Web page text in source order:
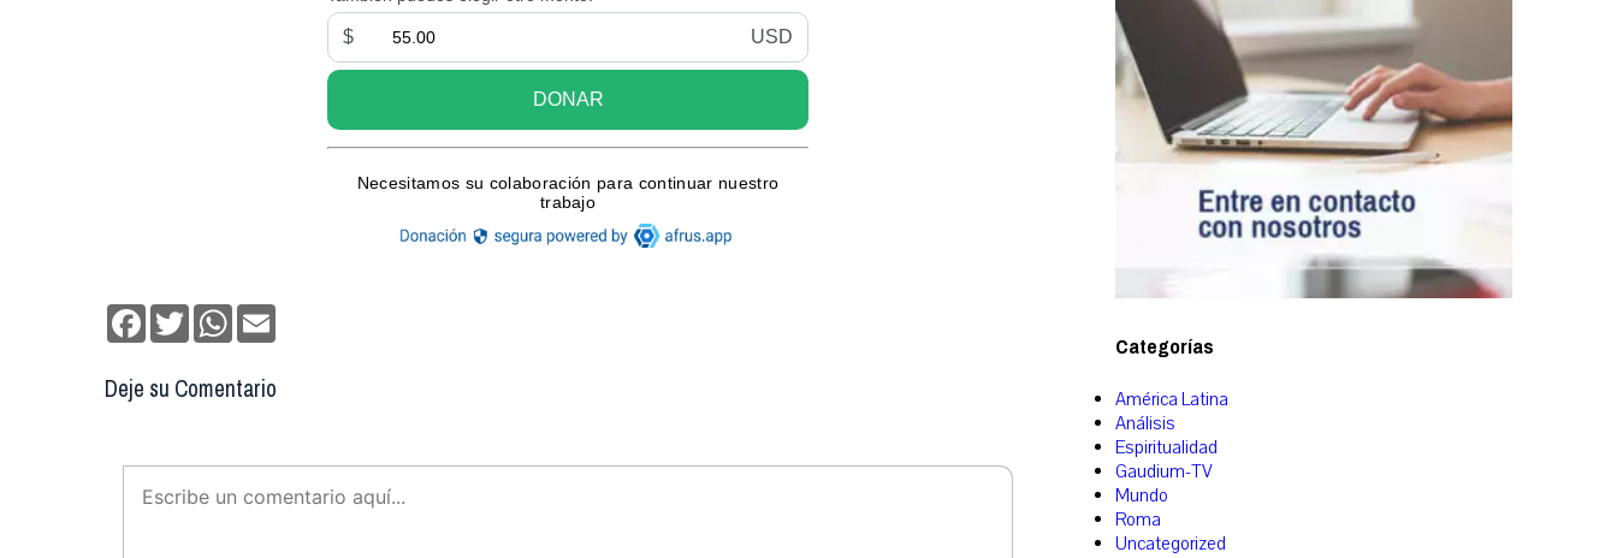
Facebook
TwitterWhatsApp
Deje su Comentario
Categorías
América Latina
Análisis
Espiritualidad
Gaudium-TV
Mundo
Roma
Uncategorized